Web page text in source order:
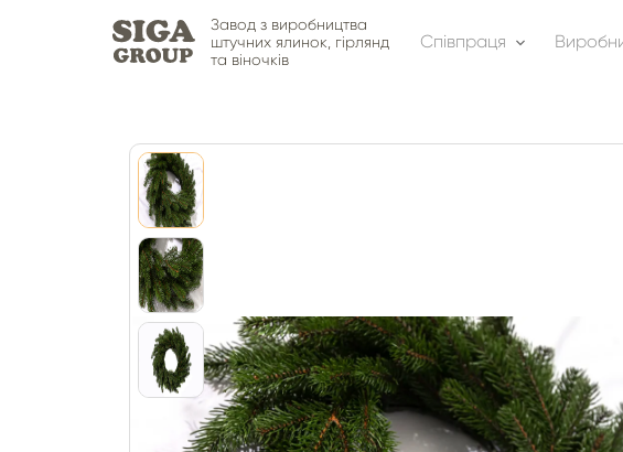
Завод з виробництва
штучних ялинок, гірлянд
та віночків
Співпраця